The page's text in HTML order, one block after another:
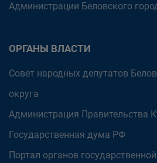
Администрации Беловского
ОРГАНЫ ВЛАСТИ
Совет народных депутатов
округа
Администрация Правительства
Государственная дума РФ
Портал органов